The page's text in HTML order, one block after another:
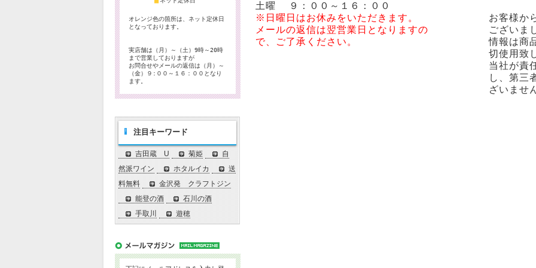
土曜 ９：００～１６：００
※日曜日はお休みをいただきます。
メールの返信は翌営業日となりますの
で、ご了承ください。
お客様か
ございま
情報は商
切使用致
当社が責
し、第三
ざいませ
オレンジ色の箇所は、ネット定休日
となっております。
実店舗は（月）～（土）9時～20時
まで営業しておりますが
お問合せやメールの返信は（月）～
（金）９:００～１６：００となり
ます。
注目キーワード
吉田蔵 U 菊姫
自
然派ワイン
ホタルイカ
送
料無料
金沢発 クラフトジン
能登の酒
石川の酒
手取川
遊穂